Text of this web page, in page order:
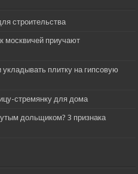
строительства
москвичей приучают
плитку на гипсовую
стремянку для дома
дольщиком? 3 признака